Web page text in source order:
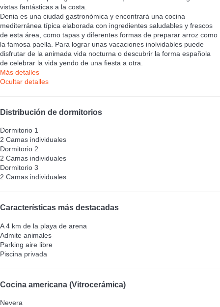
vistas fantásticas a la costa.
Denia es una ciudad gastronómica y encontrará una cocina
mediterránea típica elaborada con ingredientes saludables y frescos
de esta área, como tapas y diferentes formas de preparar arroz como
la famosa paella. Para lograr unas vacaciones inolvidables puede
disfrutar de la animada vida nocturna o descubrir la forma española
de celebrar la vida yendo de una fiesta a otra.
Más detalles
Ocultar detalles
Distribución de dormitorios
Dormitorio 1
2 Camas individuales
Dormitorio 2
2 Camas individuales
Dormitorio 3
2 Camas individuales
Características más destacadas
A 4 km de la playa de arena
Admite animales
Parking aire libre
Piscina privada
Cocina americana (Vitrocerámica)
Nevera